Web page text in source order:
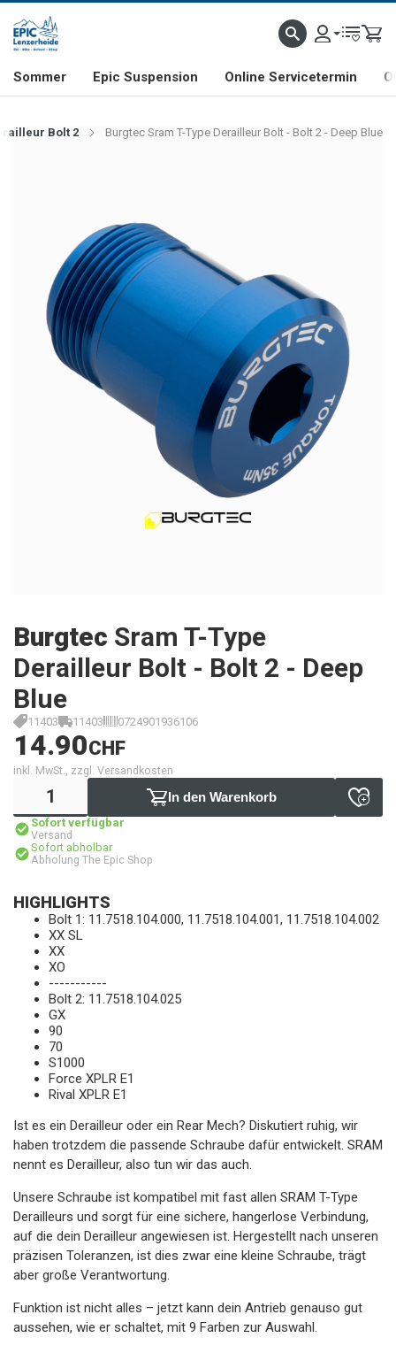
& FREERIDE-SPEZIALIST SCHWEIZER FIRMA SHOP & SHOWROOM IN
Sommer Epic Suspension Online Servicetermin
Bolt 2 Burgtec Sram T-Type Derailleur Bolt - Bolt 2 - Deep Blue
Burgtec Sram T-Type
Derailleur Bolt - Bolt 2 - Deep
Blue
11403 11403 0724901936106
14.90CHF
inkl. MwSt., zzgl. Versandkosten
In den Warenkorb
Sofort verfügbar
Versand
Sofort abholbar
Abholung The Epic Shop
HIGHLIGHTS
Bolt 1: 11.7518.104.000, 11.7518.104.001, 11.7518.104.002
XX SL
XX
XO
-----------
Bolt 2: 11.7518.104.025
GX
90
70
S1000
Force XPLR E1
Rival XPLR E1
Ist es ein Derailleur oder ein Rear Mech? Diskutiert ruhig, wir
haben trotzdem die passende Schraube dafür entwickelt. SRAM
nennt es Derailleur, also tun wir das auch.
Unsere Schraube ist kompatibel mit fast allen SRAM T-Type
Derailleurs und sorgt für eine sichere, hangerlose Verbindung,
auf die dein Derailleur angewiesen ist. Hergestellt nach unseren
präzisen Toleranzen, ist dies zwar eine kleine Schraube, trägt
aber große Verantwortung.
Funktion ist nicht alles – jetzt kann dein Antrieb genauso gut
aussehen, wie er schaltet, mit 9 Farben zur Auswahl.